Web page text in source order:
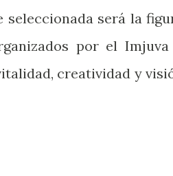
seleccionada será la
por el
creatividad y